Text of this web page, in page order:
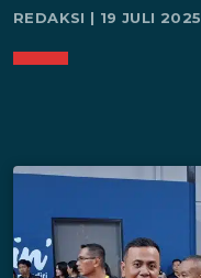
REDAKSI | 19 JULI 2025